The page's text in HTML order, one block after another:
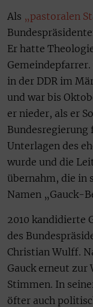
Als „pastoralen
Er hatte
in der DDR im
und war bis
er nieder, als er
Bundesregierung
Unterlagen des
wurde und die
übernahm, die in
Namen „Gauck-
2010 kandidierte
des
Christian Wulff.
Gauck erneut zur
Stimmen. In
öfter auch